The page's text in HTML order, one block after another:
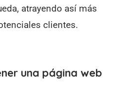
atrayendo así más
clientes.
una página web